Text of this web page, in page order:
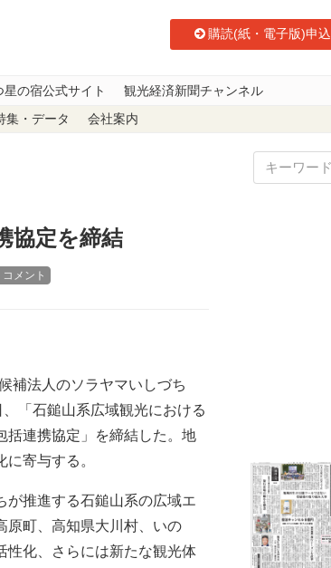
購読(紙・電子版)申込
星の宿公式サイト 観光経済新聞チャンネル
集・データ 会社案内
協定を締結
補法人のソラヤマいしづち
、「石鎚山系広域観光における
括連携協定」を締結した。地
寄与する。
推進する石鎚山系の広域エ
原町、高知県大川村、いの
性化、さらには新たな観光体